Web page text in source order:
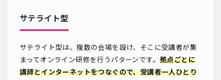
サテライト型
サテライト型は、複数の会場を設け、そこに受講者が集
まってオンライン研修を行うパターンです。 拠点ごとに
講師とインターネットをつなぐので、受講者一人ひとり